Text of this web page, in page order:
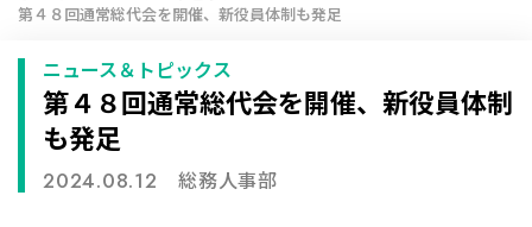
第４８回通常総代会を開催、新役員体制も発足
ニュース＆トピックス
第４８回通常総代会を開催、新役員体制
も発足
2024.08.12 総務人事部